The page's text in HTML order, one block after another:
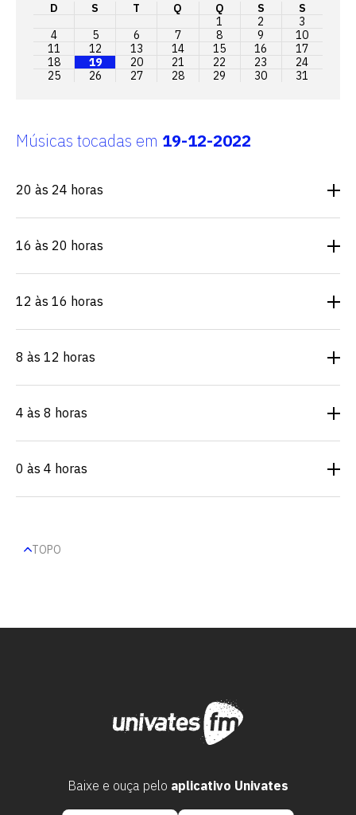
D S T Q Q S
S
1
2
3
4
5 6 7 8 9
10
11
12 13 14 15 16
17
18
19 20 21 22 23
24
25
26 27 28 29 30 31
Músicas tocadas em 19-12-2022
20 às 24 horas
16 às 20 horas
12 às 16 horas
8 às 12 horas
4 às 8 horas
0 às 4 horas
TOPO
Baixe e ouça pelo aplicativo Univates